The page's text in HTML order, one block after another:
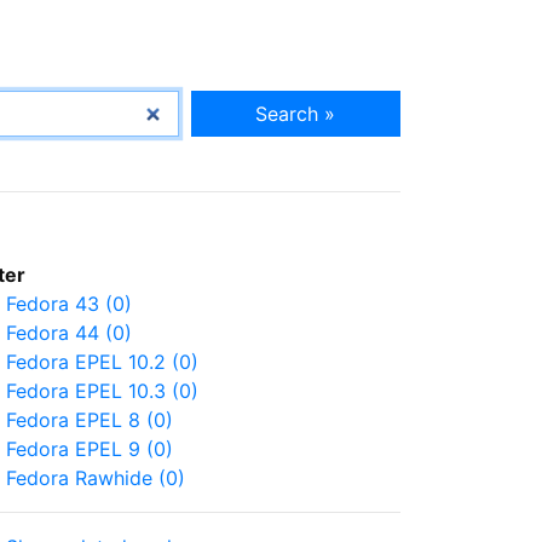
Search »
Fedora 43 (0)
Fedora 44 (0)
Fedora EPEL 10.2 (0)
Fedora EPEL 10.3 (0)
Fedora EPEL 8 (0)
Fedora EPEL 9 (0)
Fedora Rawhide (0)